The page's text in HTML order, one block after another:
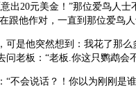
出20元美金！”那位爱鸟人
跟他作对，一直到那位爱鸟
可是他突然想到：我花了那
问老板：“老板.你这只鹦鹉会
“不会说话？！你以为刚刚是